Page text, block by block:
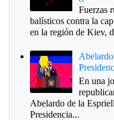
Fuerzas
balísticos contra la
en la región de Kiev,
En una
Abelardo de la
Presidencia...